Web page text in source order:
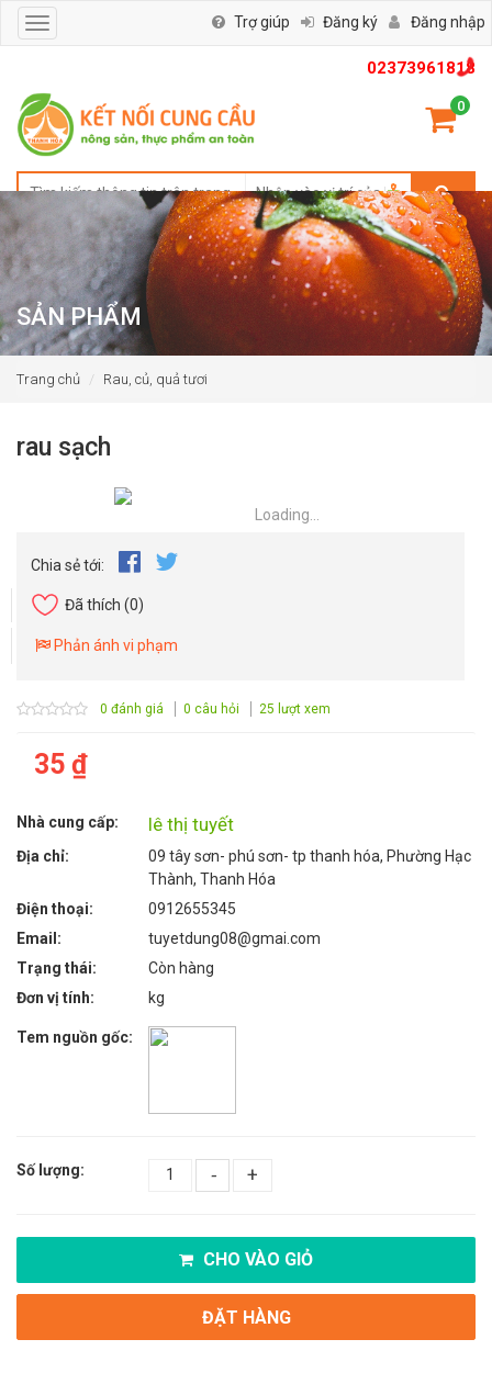
02373961818
0
Toggle
navigation
Trợ giúp Đăng ký Đăng nhập
SẢN PHẨM
Trang chủ Rau, củ, quả tươi
rau sạch
Loading...
Chia sẻ tới:
Đã thích (0)
Phản ánh vi phạm
0 đánh giá 0 câu hỏi 25 lượt xem
35 ₫
Nhà cung cấp: lê thị tuyết
Địa chỉ:
09 tây sơn- phú sơn- tp thanh hóa, Phường Hạc
Thành, Thanh Hóa
Điện thoại:
0912655345
Email:
tuyetdung08@gmai.com
Trạng thái:
Còn hàng
Đơn vị tính:
kg
Tem nguồn gốc:
Số lượng: - +
CHO VÀO GIỎ
ĐẶT HÀNG